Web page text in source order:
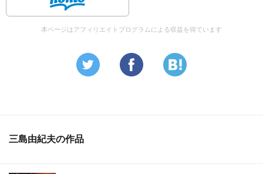
本ページはアフィリエイトプログラムによる収益を得ています
三島由紀夫の作品